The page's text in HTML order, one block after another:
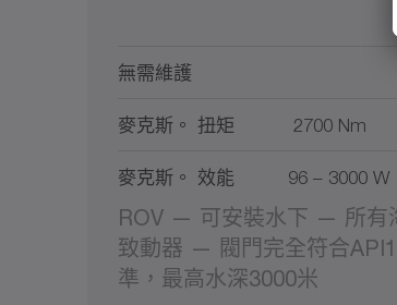
無需維護
麥克斯。 扭矩 2700 Nm
麥克斯。 效能 96 – 3000 W
ROV — 可安裝水下 — 所有
致動器 — 閥門完全符合
準，最高水深3000米